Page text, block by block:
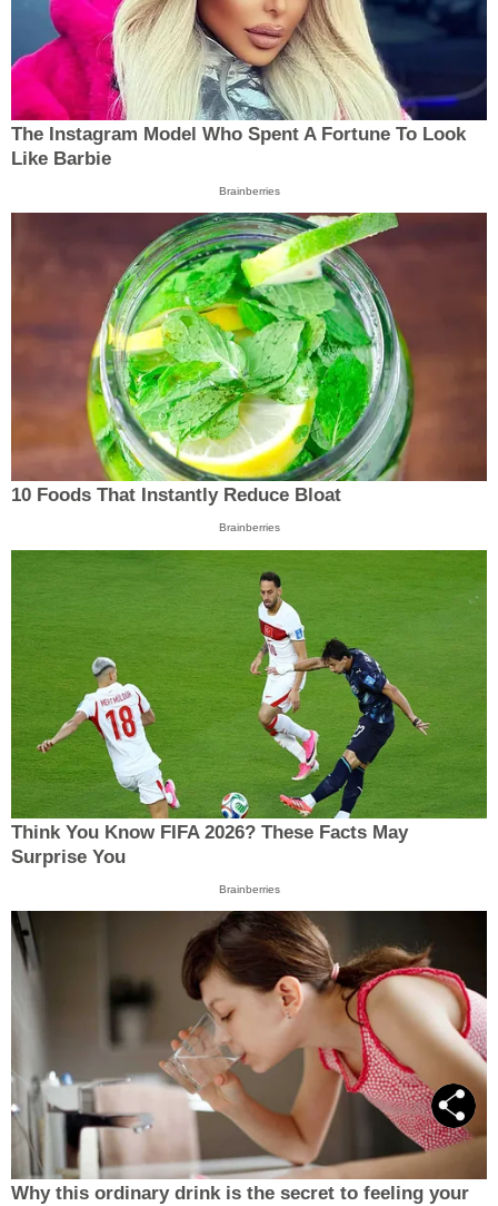
The Instagram Model Who Spent A Fortune To Look
Like Barbie
Brainberries
10 Foods That Instantly Reduce Bloat
Brainberries
Think You Know FIFA 2026? These Facts May
Surprise You
Brainberries
Why this ordinary drink is the secret to feeling your